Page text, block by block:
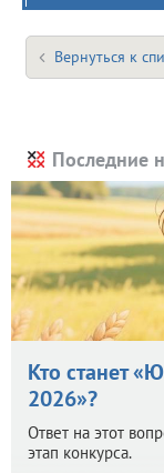
Вернуться к
Последние
Кто станет
2026»?
Ответ на этот
этап конкурса.